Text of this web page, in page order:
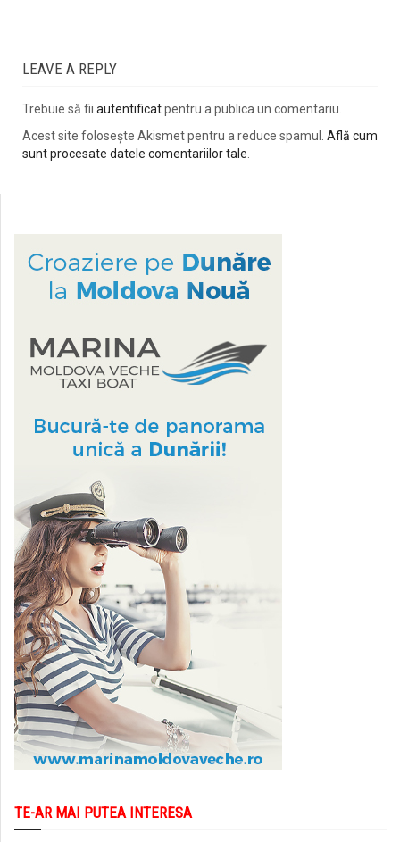
LEAVE A REPLY
Trebuie să fii autentificatpentru a publica un comentariu.
Acest site folosește Akismet pentru a reduce spamul. Află cum
sunt procesate datele comentariilor tale
TE-AR MAI PUTEA INTERESA